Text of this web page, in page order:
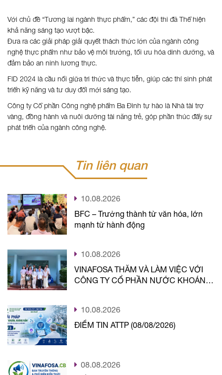
Với chủ đề “Tương lai ngành thực phẩm,” các đội thi đã Thể hiện
khả năng sáng tạo vượt bậc.
Đưa ra các giải pháp giải quyết thách thức lớn của ngành công
nghệ thực phẩm như bảo vệ môi trường, tối ưu hóa dinh dưỡng, và
đảm bảo an ninh lương thực.
FID 2024 là cầu nối giữa tri thức và thực tiễn, giúp các thí sinh phát
triển kỹ năng và tư duy đổi mới sáng tạo.
Công ty Cổ phần Công nghệ phẩm Ba Đình tự hào là Nhà tài trợ
vàng, đồng hành và nuôi dưỡng tài năng trẻ, góp phần thúc đẩy sự
phát triển của ngành công nghệ.
Tin liên quan
10.08.2026
BFC – Trưởng thành từ văn hóa, lớn
mạnh từ hành động
10.08.2026
VINAFOSA THĂM VÀ LÀM VIỆC VỚI
CÔNG TY CỔ PHẦN NƯỚC KHOÁNG
PHẨM
10.08.2026
ĐIỂM TIN ATTP (08/08/2026)
08.08.2026